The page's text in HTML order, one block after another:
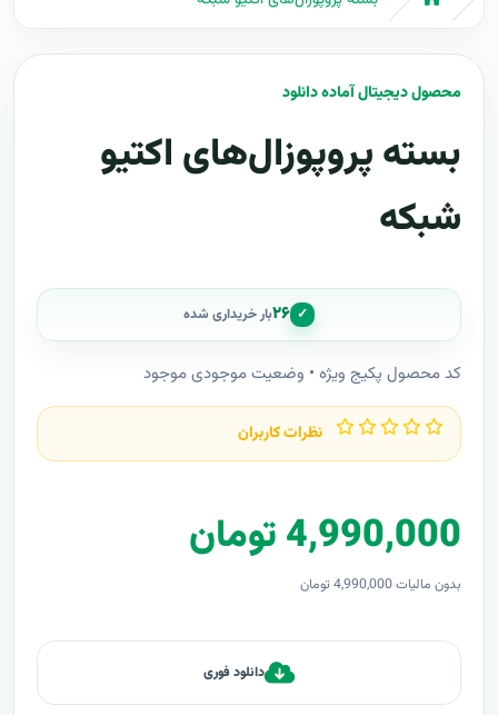
محصول دیجیتال آماده دانلود
بسته پروپوزال‌های اکتیو
شبکه
✓ ۲۶بار خریداری شده
کد محصول پکیج ویژه • وضعیت موجودی موجود
نظرات کاربران
4,990,000 تومان
بدون مالیات 4,990,000 تومان
دانلود فوری